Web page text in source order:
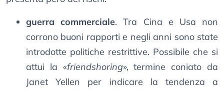
guerra commerciale. Tra Cina e Usa non
corrono buoni rapporti e negli anni sono state
introdotte politiche restrittive. Possibile che si
attui la «friendshoring», termine coniato da
Janet Yellen per indicare la tendenza a